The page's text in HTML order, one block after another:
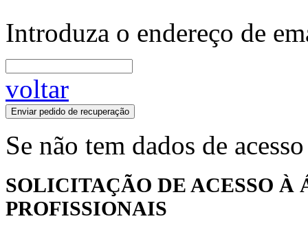
Introduza o endereço de
voltar
Enviar pedido de recuperação
Se não tem dados de
SOLICITAÇÃO DE ACESSO À
PROFISSIONAIS